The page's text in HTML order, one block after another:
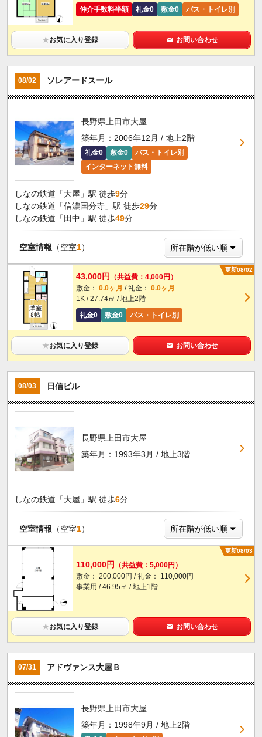
仲介手数料半額
礼金0 敷金0 バス・トイレ別
★お気に入り登録 お問い合わせ
08/02 ソレアードスール
長野県上田市大屋
築年月：2006年12月 / 地上2階
礼金0 敷金0
バス・トイレ別
インターネット無料
しなの鉄道「大屋」駅 徒歩9分
しなの鉄道「信濃国分寺」駅 徒歩29分
しなの鉄道「田中」駅 徒歩49分
空室情報 （空室1）
更新08/02
43,000円
（共益費：4,000円）
敷金： 0.0ヶ月 / 礼金： 0.0ヶ月
1K / 27.74㎡ / 地上2階
礼金0
敷金0 バス・トイレ別
★お気に入り登録 お問い合わせ
08/03 日信ビル
長野県上田市大屋
築年月：1993年3月 / 地上3階
しなの鉄道「大屋」駅 徒歩6分
空室情報 （空室1）
更新08/03
110,000円
（共益費：5,000円）
敷金： 200,000円 / 礼金： 110,000円
事業用 / 46.95㎡ / 地上1階
★お気に入り登録 お問い合わせ
07/31 アドヴァンス大屋Ｂ
長野県上田市大屋
築年月：1998年9月 / 地上2階